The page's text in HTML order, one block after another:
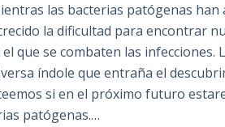
las bacterias patógenas han
la dificultad para encontrar
que se combaten las infecciones.
índole que entraña el
si en el próximo futuro
patógenas.…